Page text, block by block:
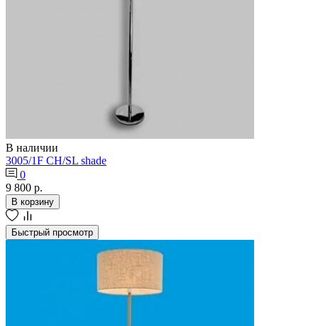
В наличии
3005/1F CH/SL shade
0
9 800 р.
В корзину
Быстрый просмотр